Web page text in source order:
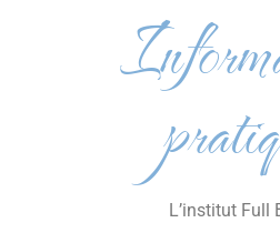
L’institut Full